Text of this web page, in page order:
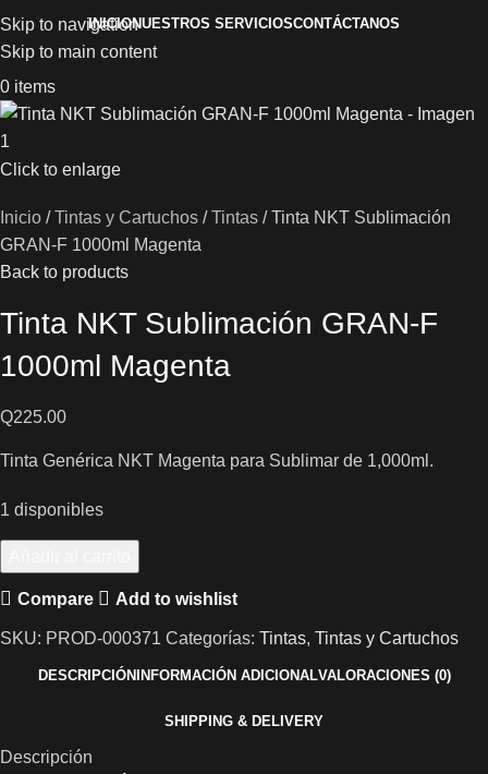
Skip to navigation
Skip to main content
INICIONUESTROS SERVICIOSCONTÁCTANOS
0 items
Click to enlarge
Inicio Tintas y Cartuchos Tintas
Tinta NKT Sublimación
GRAN-F 1000ml Magenta
Back to products
Tinta NKT Sublimación GRAN-F
1000ml Magenta
Q225.00
Tinta Genérica NKT Magenta para Sublimar de 1,000ml.
1 disponibles
Compare Add to wishlist
SKU: PROD-000371 Categorías: Tintas, Tintas y Cartuchos
DESCRIPCIÓNINFORMACIÓN ADICIONALVALORACIONES (0)
SHIPPING & DELIVERY
Descripción